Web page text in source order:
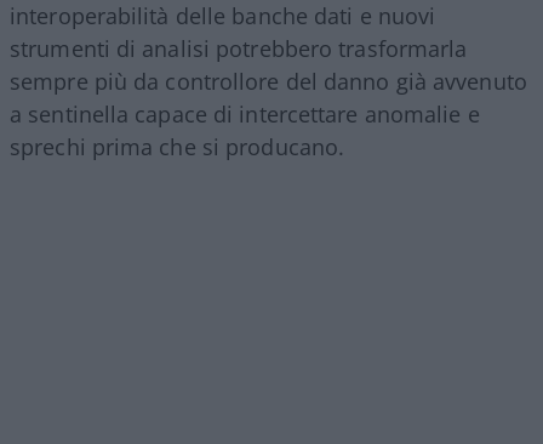
interoperabilità delle banche dati e nuovi
strumenti di analisi potrebbero trasformarla
sempre più da controllore del danno già avvenuto
a sentinella capace di intercettare anomalie e
sprechi prima che si producano.